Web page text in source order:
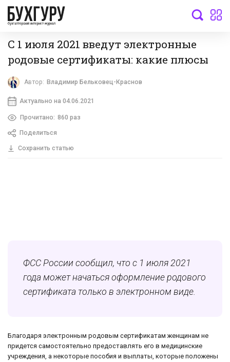
бухгалтерский интернет-журнал
С 1 июля 2021 введут электронные
родовые сертификаты: какие плюсы
Автор: Владимир Бельковец-Краснов
Актуально на 04.06.2021
Прочитано: 860 раз
Поделиться
Сохранить статью
ФСС России сообщил, что с 1 июля 2021
годаможет начаться оформлениеродового
сертификата только в электронном виде.
Благодаря электронным родовым сертификатам женщинам не
придется самостоятельно предоставлять его в медицинские
учреждения, а некоторые пособия и выплаты, которые положены